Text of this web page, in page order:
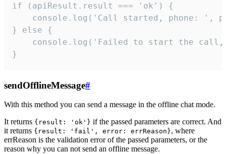
if (apiResult.result === 'ok') {
console.log('Call started, phone: ',
} else {
console.log('Failed to start the
}
sendOfflineMessage#
With this method you can send a message in the offline chat mode.
It returns {result: 'ok'} if the passed parameters are correct. And
it returns {result: 'fail', error: errReason}, where
errReason is the validation error of the passed parameters, or the
reason why you can not send an offline message.